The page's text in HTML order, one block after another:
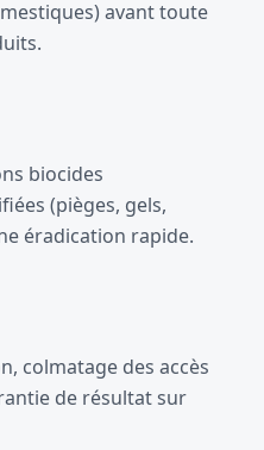
avant toute
biocides
(pièges, gels,
éradication rapide.
colmatage des accès
de résultat sur